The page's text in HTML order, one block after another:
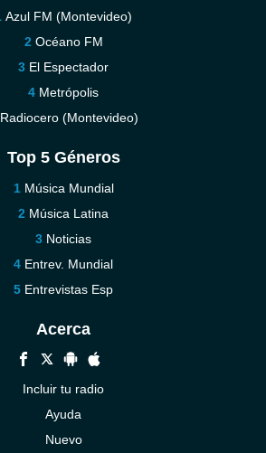
Azul FM (Montevideo)
Océano FM
El Espectador
Metrópolis
Radiocero (Montevideo)
Top 5 Géneros
Música Mundial
Música Latina
Noticias
Entrev. Mundial
Entrevistas Esp
Acerca
Incluir tu radio
Ayuda
Nuevo